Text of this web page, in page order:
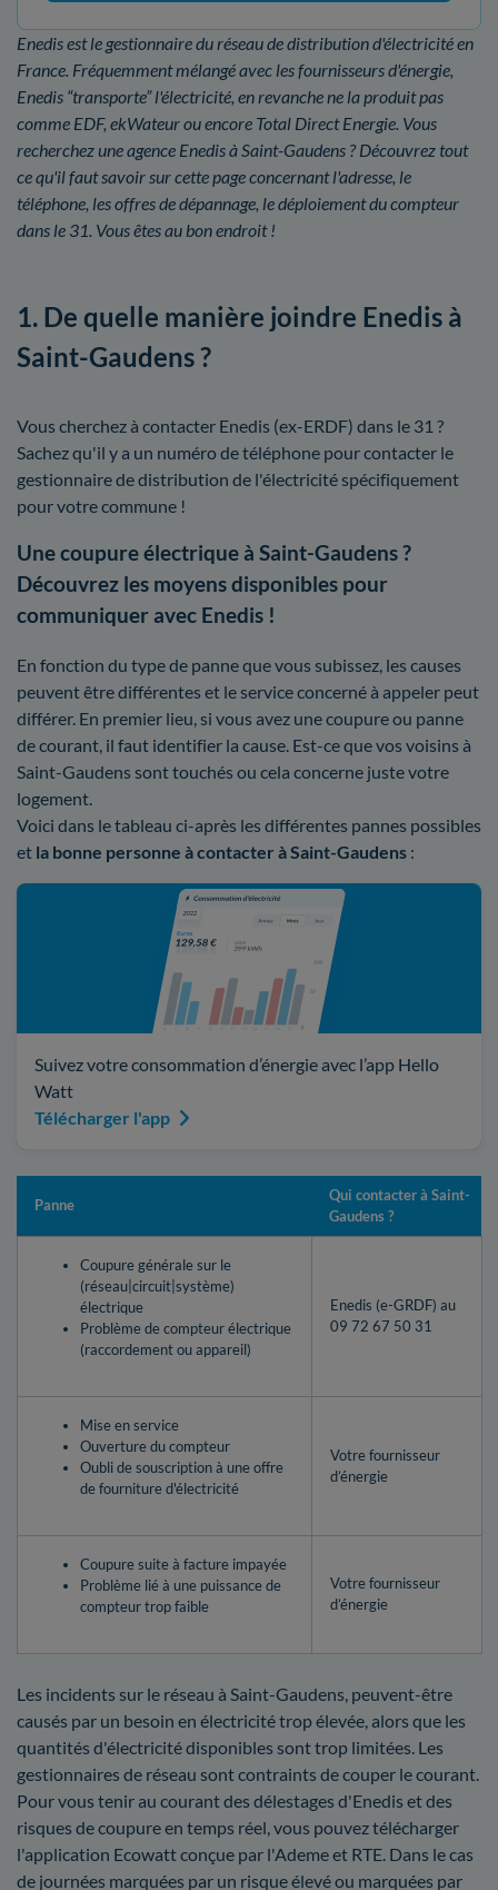
Enedis est le gestionnaire du réseau de distribution d'électricité en
France. Fréquemment mélangé avec les fournisseurs d'énergie,
Enedis “transporte” l'électricité, en revanche ne la produit pas
comme EDF, ekWateur ou encore Total Direct Energie. Vous
recherchez une agence Enedis à Saint-Gaudens ? Découvrez tout
ce qu'il faut savoir sur cette page concernant l'adresse, le
téléphone, les offres de dépannage, le déploiement du compteur
dans le 31. Vous êtes au bon endroit !
1. De quelle manière joindre Enedis à
Saint-Gaudens ?
Vous cherchez à contacter Enedis (ex-ERDF) dans le 31 ?
Sachez qu'il y a un numéro de téléphone pour contacter le
gestionnaire de distribution de l'électricité spécifiquement
pour votre commune !
Une coupure électrique à Saint-Gaudens ?
Découvrez les moyens disponibles pour
communiquer avec Enedis !
En fonction du type de panne que vous subissez, les causes
peuvent être différentes et le service concerné à appeler peut
différer. En premier lieu, si vous avez une coupure ou panne
de courant, il faut identifier la cause. Est-ce que vos voisins à
Saint-Gaudens sont touchés ou cela concerne juste votre
logement.
Voici dans le tableau ci-après les différentes pannes possibles
et la bonne personne à contacter à Saint-Gaudens :
Suivez votre consommation d’énergie avec l’app Hello
Watt
Télécharger l'app
Panne
Qui contacter à Saint-
Gaudens ?
Coupure générale sur le
(réseau|circuit|système)
électrique
Problème de compteur électrique
(raccordement ou appareil)
Enedis (e-GRDF) au
09 72 67 50 31
Mise en service
Ouverture du compteur
Oubli de souscription à une offre
de fourniture d'électricité
Votre fournisseur
d’énergie
Coupure suite à facture impayée
Problème lié à une puissance de
compteur trop faible
Votre fournisseur
d’énergie
Les incidents sur le réseau à Saint-Gaudens, peuvent-être
causés par un besoin en électricité trop élevée, alors que les
quantités d'électricité disponibles sont trop limitées. Les
gestionnaires de réseau sont contraints de couper le courant.
Pour vous tenir au courant des délestages d'Enedis et des
risques de coupure en temps réel, vous pouvez télécharger
l'application Ecowatt conçue par l'Ademe et RTE. Dans le cas
de journées marquées par un risque élevé ou marquées par